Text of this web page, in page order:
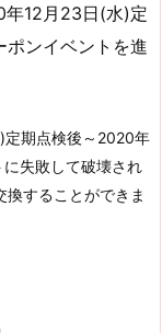
12月23日(水)定
ンイベントを進
期点検後～2020年
失敗して破壊され
換することができま